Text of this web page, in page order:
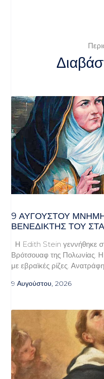
9 ΑΥΓΟΥΣΤΟΥ
ΒΕΝΕΔΙΚΤΗΣ ΤΟΥ
Η Edith Stein γεννήθηκε
Βρότσουαφ της Πολωνίας. Η
με εβραϊκές ρίζες.
9 Αυγούστου, 2026